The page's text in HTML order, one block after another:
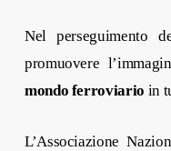
Nel perseguimento
promuovere
mondo ferroviario in
L’Associazione